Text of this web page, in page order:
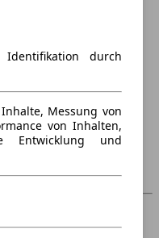
durch
Messung von
von Inhalten,
Entwicklung und